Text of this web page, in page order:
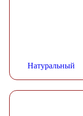
Натуральный